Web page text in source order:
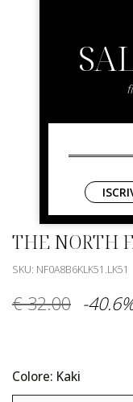
THE NORTH
SKU: NF0A8B6KLK51.LK51
€ 32.00 -
Colore: Kaki